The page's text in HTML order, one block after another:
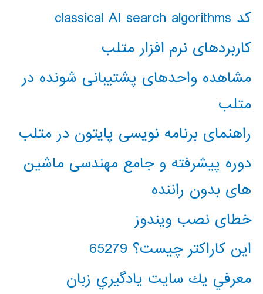
کد classical AI search algorithms
کاربردهای نرم افزار متلب
مشاهده واحدهای پشتیبانی شونده در
متلب
راهنمای برنامه نویسی پایتون در متلب
دوره پیشرفته و جامع مهندسی ماشین
های بدون راننده
خطای نصب ویندوز
این کاراکتر چیست؟ 65279
معرفي يك سايت يادگيري زبان